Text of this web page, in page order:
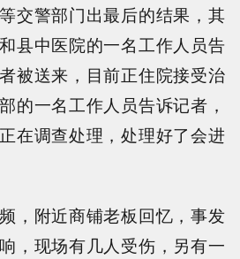
交警部门出最后的结果，其
县中医院的一名工作人员告
被送来，目前正住院接受治
的一名工作人员告诉记者，
在调查处理，处理好了会进
，附近商铺老板回忆，事发
，现场有几人受伤，另有一